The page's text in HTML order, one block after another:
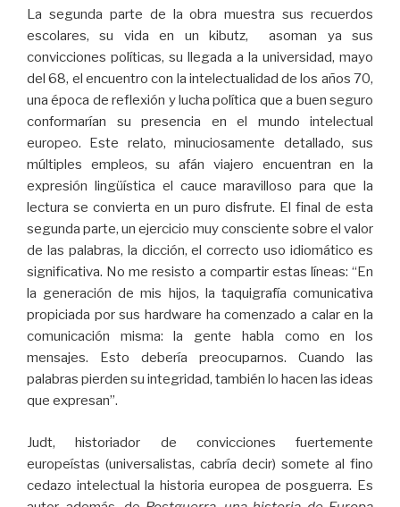
La segunda parte de la obra muestra sus recuerdos
escolares, su vida en un kibutz, asoman ya sus
convicciones políticas, su llegada a la universidad, mayo
del 68, el encuentro con la intelectualidad de los años 70,
una época de reflexión y lucha política que a buen seguro
conformarían su presencia en el mundo intelectual
europeo. Este relato, minuciosamente detallado, sus
múltiples empleos, su afán viajero encuentran en la
expresión lingüística el cauce maravilloso para que la
lectura se convierta en un puro disfrute. El final de esta
segunda parte, un ejercicio muy consciente sobre el valor
de las palabras, la dicción, el correcto uso idiomático es
significativa. No me resisto a compartir estas líneas: “En
la generación de mis hijos, la taquigrafía comunicativa
propiciada por sus hardware ha comenzado a calar en la
comunicación misma: la gente habla como en los
mensajes. Esto debería preocuparnos. Cuando las
palabras pierden su integridad, también lo hacen las ideas
que expresan”.
Judt, historiador de convicciones fuertemente
europeístas (universalistas, cabría decir) somete al fino
cedazo intelectual la historia europea de posguerra. Es